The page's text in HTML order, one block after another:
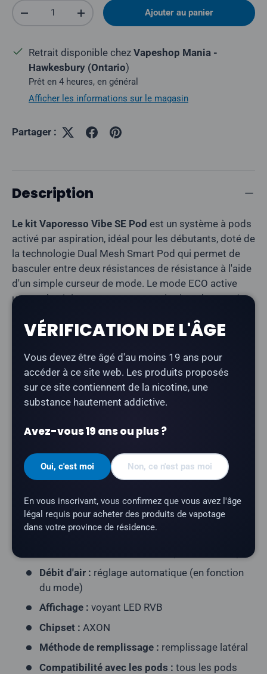
Quantité
Réduire la quantitéAugmenter la quantitéAjouter au panier
Retrait disponible chez Vapeshop Mania -
Hawkesbury (Ontario)
Prêt en 4 heures, en général
Afficher les informations sur le magasin
Partager :
Description
Le kit Vaporesso Vibe SE Pod est un système à pods
activé par aspiration, idéal pour les débutants, doté de
la technologie Dual Mesh Smart Pod qui permet de
basculer entre deux résistances de résistance à l'aide
d'un simple curseur de mode. Le mode ECO active
une seule résistance pour une aspiration plus serrée,
pour une vapeur plus dense.
Type de produit : Système à capsule ouverte
(rechargeable)
Batterie :1 100 mAh
Puissance :ECO 12 W / PWR 20 W (curseur
Capacité en e-liquide :4,5 ml
Type de résistance :double maillage intégré
(technologie Smart Pod)
Résistance de la résistance :Pod à double
résistance 1,0 Ω/0,6 Ω (fourni)
Débit d'air : réglage automatique (en fonction
du mode)
Affichage : voyant LED RVB
Chipset : AXON
Méthode de remplissage : remplissage latéral
Compatibilité avec les pods : tous les pods
VÉRIFICATION DE L'ÂGE
Vous devez être âgé d'au moins 19 ans pour
accéder à ce site web. Les produits proposés
sur ce site contiennent de la nicotine, une
substance hautement addictive.
Avez-vous 19 ans ou plus ?
Oui, c'est moi Non, ce n'est pas moi
En vous inscrivant, vous confirmez que vous avez l'âge
légal requis pour acheter des produits de vapotage
dans votre province de résidence.